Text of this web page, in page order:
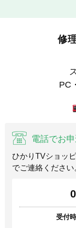
修
PC
電話でお
ひかりTVショッ
でご連絡ください
受付